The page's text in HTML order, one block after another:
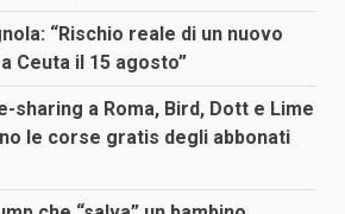
“Rischio reale di un nuovo
Ceuta il 15 agosto”
sharing a Roma, Bird, Dott e Lime
le corse gratis degli abbonati